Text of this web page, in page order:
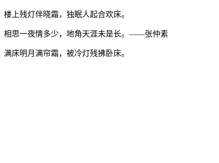
楼上残灯伴晓霜，独眠人起合欢床。
相思一夜情多少，地角天涯未是长。——张仲素
满床明月满帘霜，被冷灯残拂卧床。